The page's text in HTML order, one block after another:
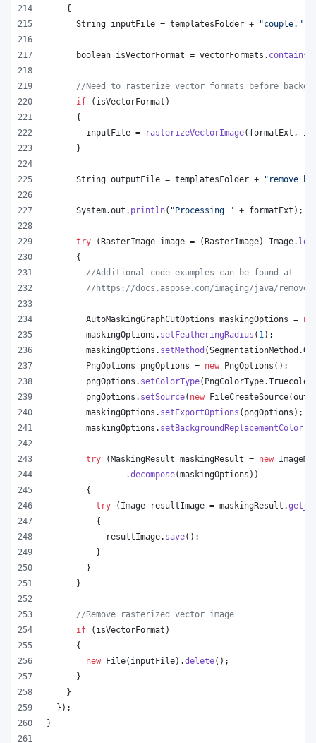
    {
String inputFile = templatesFolder + "couple."
boolean isVectorFormat = vectorFormats . contains
//Need to rasterize vector formats before
if ( isVectorFormat )
      {
inputFile = rasterizeVectorImage( formatExt ,
      }
String outputFile = templatesFolder +
System.out . println( "Processing " + formatExt );
try (RasterImage image = (RasterImage) Image.
      {
//Additional code examples can be found at
//https://docs.aspose.com/imaging/java/remove-
AutoMaskingGraphCutOptions maskingOptions =
maskingOptions . setFeatheringRadius ( 1 );
maskingOptions . setMethod (SegmentationMethod .
PngOptions
pngOptions = new PngOptions ();
pngOptions . setColorType( PngColorType.
pngOptions . setSource( new FileCreateSource(
maskingOptions . setExportOptions ( pngOptions );
maskingOptions . setBackgroundReplacementColor(
try (MaskingResult maskingResult = new
                .
decompose(maskingOptions ))
        {
try ( Image resultImage = maskingResult .
          {
resultImage. save();
          }
        }
      }
//Remove rasterized vector image
if ( isVectorFormat )
      {
new File( inputFile).delete();
      }
    }
  });
}